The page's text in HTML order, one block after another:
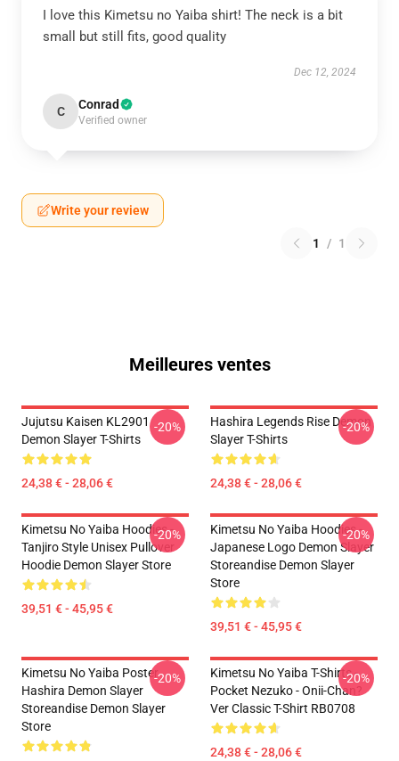
I love this Kimetsu no Yaiba shirt! The neck is a bit
small but still fits, good quality
Dec 12, 2024
C Conrad
Verified owner
Write your review
1 / 1
Meilleures ventes
Jujutsu Kaisen KL2901
Demon Slayer T-Shirts
24,38 € - 28,06 €
-20%
Hashira Legends Rise Demon
Slayer T-Shirts
24,38 € - 28,06 €
-20%
Kimetsu No Yaiba Hoodies -
Tanjiro Style Unisex Pullover
Hoodie Demon Slayer Store
39,51 € - 45,95 €
-20%
Kimetsu No Yaiba Hoodies -
Japanese Logo Demon Slayer
Storeandise Demon Slayer
Store
39,51 € - 45,95 €
-20%
Kimetsu No Yaiba Poster
Hashira Demon Slayer
Storeandise Demon Slayer
Store
-20%
Kimetsu No Yaiba T-Shirts -
Pocket Nezuko - Onii-Chan?
Ver Classic T-Shirt RB0708
24,38 € - 28,06 €
-20%